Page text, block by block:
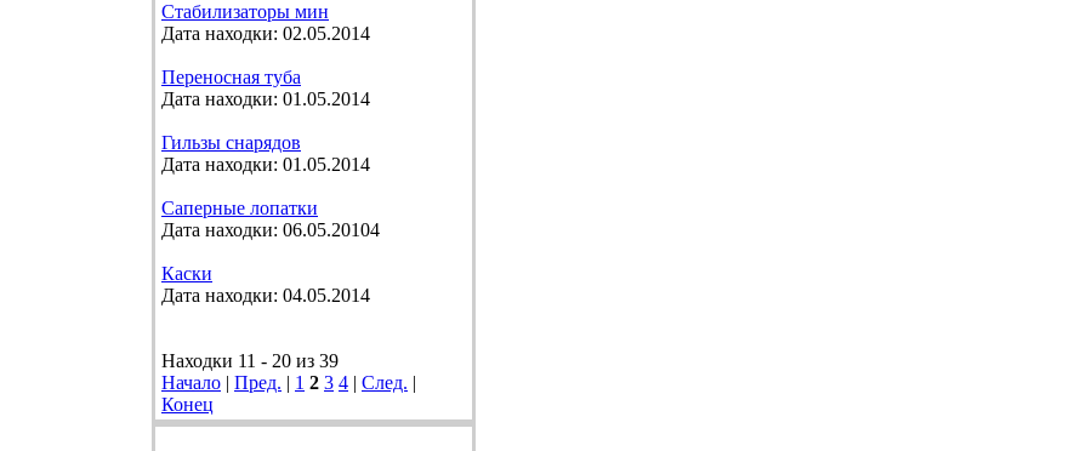
Стабилизаторы мин
Дата находки: 02.05.2014
Переносная туба
Дата находки: 01.05.2014
Гильзы снарядов
Дата находки: 01.05.2014
Саперные лопатки
Дата находки: 06.05.20104
Каски
Дата находки: 04.05.2014
Находки 11 - 20 из 39
Начало | Пред. | 1 2 3 4 | След. |
Конец